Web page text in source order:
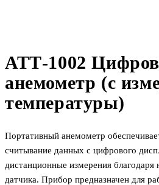
АТТ-1002
анемометр (с
температуры)
Портативный анемометр
считывание данных с цифрового
дистанционные измерения
датчика. Прибор предназначен для